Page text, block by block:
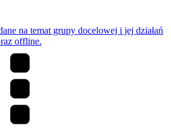
na temat grupy docelowej i jej działań
offline.